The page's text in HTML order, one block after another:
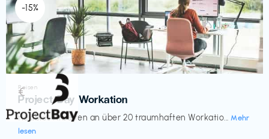
-15%
Reisen
Project Bay Workation
flexibles Arbeiten an über 20 traumhaften Workatio... Mehr
lesen
€‎